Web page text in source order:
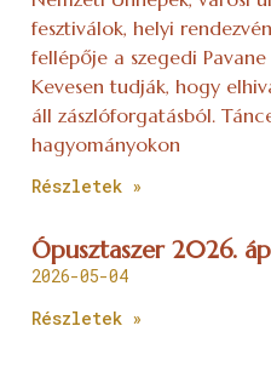
fesztiválok, helyi
fellépője a szegedi
Kevesen tudják, hogy
áll zászlóforgatásból.
hagyományokon
Részletek »
Ópusztaszer 2026.
2026-05-04
Részletek »